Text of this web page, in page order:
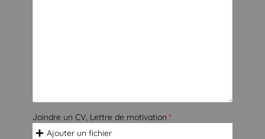
Joindre un CV, Lettre de motivation *
 Ajouter un fichier